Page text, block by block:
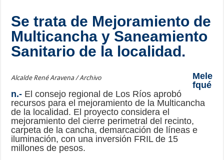
Se trata de Mejoramiento de
Multicancha y Saneamiento
Sanitario de la localidad.
Alcalde René Aravena / Archivo
Mele
fqué
n.- El consejo regional de Los Ríos aprobó
recursos para el mejoramiento de la Multicancha
de la localidad. El proyecto considera el
mejoramiento del cierre perimetral del recinto,
carpeta de la cancha, demarcación de líneas e
iluminación, con una inversión FRIL de 15
millones de pesos.